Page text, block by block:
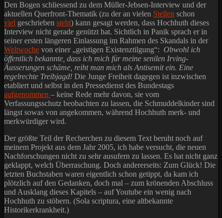
Den Bogen schliessend zu dem Müller-Jebsen-Interview und der
aktuellen Querfront-Thematik (zu der an vielen Stellen schon
viel geschrieben steht) kann gesagt werden, dass Hochhuth dieses
Interview nicht gerade genützt hat. Sichtlich in Panik sprach er in
seiner ersten längeren Einlassung im Rahmen des Skandals in der
Weltwoche von einer „geistigen Existenztilgung“: Obwohl ich
öffentlich bekannte, dass ich mich für meine senilen Irving-
Äusserungen schäme, reiht man mich als Antisemit ein. Eine
regelrechte Treibjagd! Die Junge Freiheit dagegen ist inzwischen
etabliert und selbst in den Pressedienst des Bundestags
aufgenommen – keine Rede mehr davon, sie vom
Verfassungsschutz beobachten zu lassen, die Schmuddelkinder sind
längst sowas von angekommen, während Hochhuth merk- und
merkwürdiger wird.
Der größte Teil der Recherchen zu diesem Text beruht noch auf
meinem Projekt aus dem Jahr 2005, ich habe versucht, die neuen
Nachforschungen nicht zu sehr ausufern zu lassen. Es hat nicht ganz
geklappt, welch Überraschung. Doch andererseits: Zum Glück! Die
letzten Buchstaben waren eigentlich schon getippt, da kam ich
plötzlich auf den Gedanken, doch mal – zum krönenden Abschluss
und Ausklang dieses Kapitels – auf Youtube ein wenig nach
Hochhuth zu stöbern. (Sola scriptura, eine altbekannte
Historikerkrankheit.)